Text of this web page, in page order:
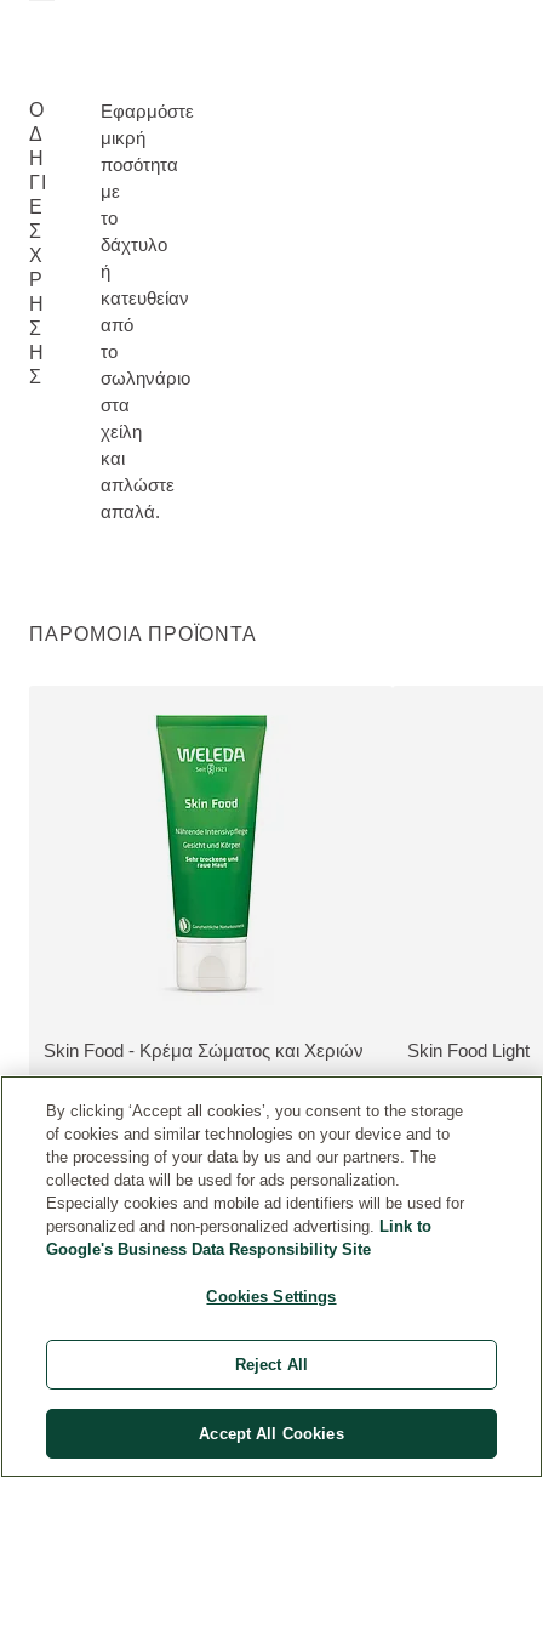
Ο
Δ
Η
ΓΊ
Ε
Σ
Χ
Ρ
Ή
Σ
Η
Σ
Εφαρμόστε
μικρή
ποσότητα
με
το
δάχτυλο
ή
κατευθείαν
από
το
σωληνάριο
στα
χείλη
και
απλώστε
απαλά.
ΠΑΡΌΜΟΙΑ ΠΡΟΪΌΝΤΑ
ΔΕΊΤΕ ΤΟ ΠΡΟΪΌΝ:
Skin Food - Κρέμα Σώματος και Χεριών ΔΕΊΤΕ ΤΟ
Skin Food Light
ΝΟΜΙΚΉ ΣΗΜΕΊΩΣΗ
By clicking ‘Accept all cookies’, you consent to the storage
of cookies and similar technologies on your device and to
the processing of your data by us and our partners. The
collected data will be used for ads personalization.
Especially cookies and mobile ad identifiers will be used for
personalized and non-personalized advertising. Link to
Google's Business Data Responsibility Site
Cookies Settings
Reject All
Accept All Cookies